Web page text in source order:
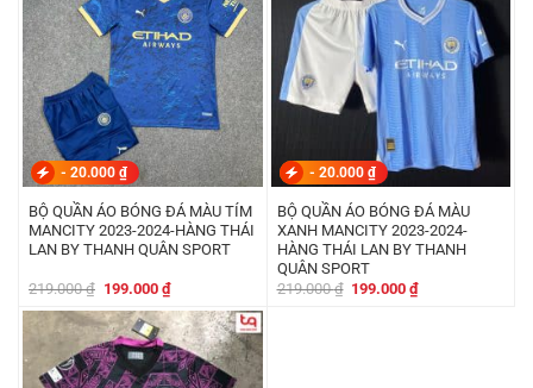
- 20.000 ₫
BỘ QUẦN ÁO BÓNG ĐÁ MÀU TÍM
MANCITY 2023-2024-HÀNG THÁI
LAN BY THANH QUÂN SPORT
219.000₫ Giá
là:
219.000 ₫.
199.000 ₫Giá
hiện
tại
là:
199.000 ₫.
- 20.000 ₫
BỘ QUẦN ÁO BÓNG ĐÁ MÀU
XANH MANCITY 2023-2024-
HÀNG THÁI LAN BY THANH
QUÂN SPORT
219.000₫ Giá
199.000₫Giá